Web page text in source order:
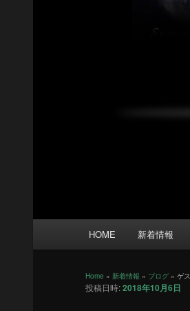
HOME 新着情報
Home » 新着情報 » ブログ » ゲ
投稿日時:2018年10月6日